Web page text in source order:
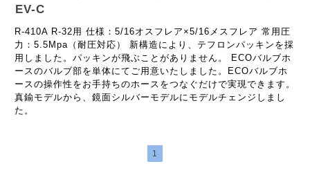
EV-C
R-410A R-32用 仕様：5/16オスフレア×5/16メスフレア 常用圧
力：5.5Mpa（耐圧対応） 新構造により、テフロンパッキンを採
用しました。パッキンが飛ぶことがありません。 ECOバルブホ
ースのバルブ部を単体にてご用意いたしました。ECOバルブホ
ースの操作性をお手持ちのホースをつなぐだけで実現できます。
真鍮モデルから、鏡面シルバーモデルにモデルチェンジしまし
た。
1